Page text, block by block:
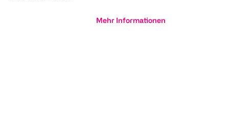
Mehr Informationen